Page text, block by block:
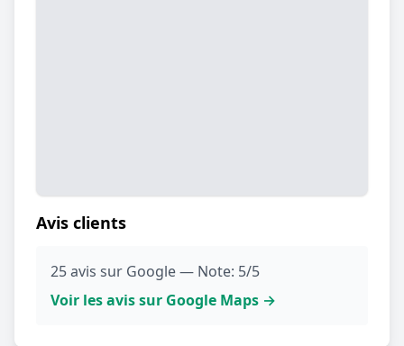
Avis clients
25 avis sur Google — Note: 5/5
Voir les avis sur Google Maps →